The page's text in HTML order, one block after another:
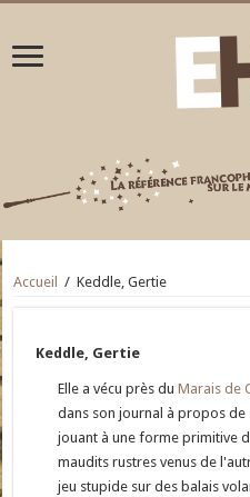
Accueil / Keddle, Gertie
Keddle, Gertie
Elle a vécu près duMarais de
dans son journal à propos
jouant à une forme primitive
maudits rustres venus de
jeu stupide sur des balais